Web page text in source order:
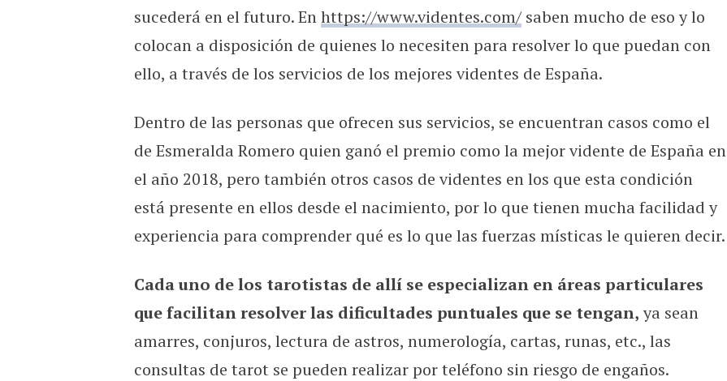
sucederá en el futuro. Enhttps://www.videntes.com/saben mucho de eso y lo
colocan a disposición de quienes lo necesiten para resolver lo que puedan con
ello, a través de los servicios de los mejores videntes de España.
Dentro de las personas que ofrecen sus servicios, se encuentran casos como el
de Esmeralda Romero quien ganó el premio como la mejor vidente de España en
el año 2018, pero también otros casos de videntes en los que esta condición
está presente en ellos desde el nacimiento, por lo que tienen mucha facilidad y
experiencia para comprender qué es lo que las fuerzas místicas le quieren decir.
Cada uno de los tarotistas de allí se especializan en áreas particulares
que facilitan resolver las dificultades puntuales que se tengan,ya sean
amarres, conjuros, lectura de astros, numerología, cartas, runas, etc., las
consultas de tarot se pueden realizar por teléfono sin riesgo de engaños.